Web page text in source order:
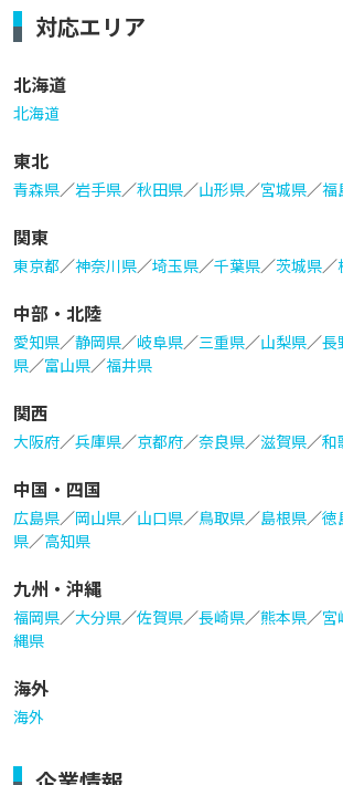
対応エリア
北海道
北海道
東北
青森県／岩手県／秋田県／山形県／宮城県／福
関東
東京都／神奈川県／埼玉県／千葉県／茨城県／
中部・北陸
愛知県／静岡県／岐阜県／三重県／山梨県／長
県／富山県／福井県
関西
大阪府／兵庫県／京都府／奈良県／滋賀県／和
中国・四国
広島県／岡山県／山口県／鳥取県／島根県／徳
県／高知県
九州・沖縄
福岡県／大分県／佐賀県／長崎県／熊本県／宮
縄県
海外
海外